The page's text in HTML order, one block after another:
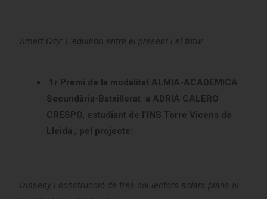
Smart City: L’equilibri entre el present i el futur
1r Premi de la modalitat ALMIA-ACADÈMICA
Secundària-Batxillerat a ADRIÀ CALERO
CRESPO, estudiant de l’INS Torre Vicens de
Lleida , pel projecte:
Disseny i construcció de tres col·lectors solars plans al